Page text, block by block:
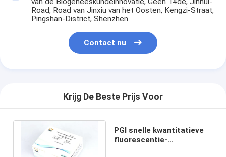
Road, Road van Jinxiu van het Oosten, Kengzi-Straat,
Pingshan-District, Shenzhen
Contact nu
Krijg De Beste Prijs Voor
PGI snelle kwantitatieve
fluorescentie-